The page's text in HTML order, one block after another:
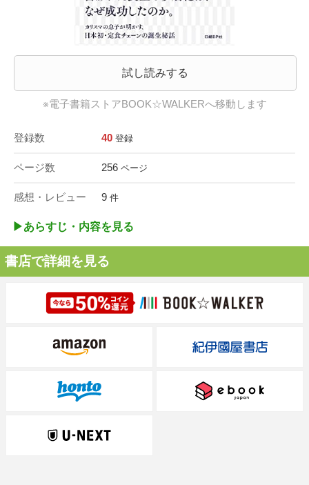
試し読みする
※電子書籍ストアBOOK☆WALKERへ移動します
登録数 40 登録
ページ数 256 ページ
感想・レビュー 9 件
▶︎あらすじ・内容を見る
書店で詳細を見る